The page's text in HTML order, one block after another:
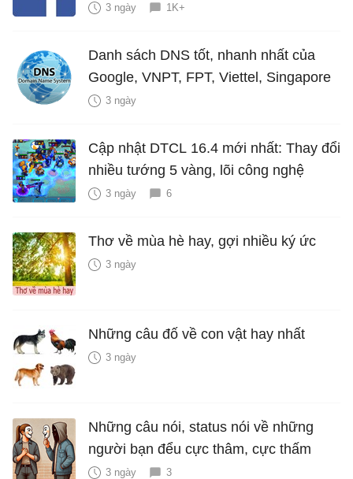
3 ngày 1K+
Danh sách DNS tốt, nhanh nhất của
Google, VNPT, FPT, Viettel, Singapore
3 ngày
Cập nhật DTCL 16.4 mới nhất: Thay đổi
nhiều tướng 5 vàng, lõi công nghệ
3 ngày 6
Thơ về mùa hè hay, gợi nhiều ký ức
3 ngày
Những câu đố về con vật hay nhất
3 ngày
Những câu nói, status nói về những
người bạn đểu cực thâm, cực thấm
3 ngày 3